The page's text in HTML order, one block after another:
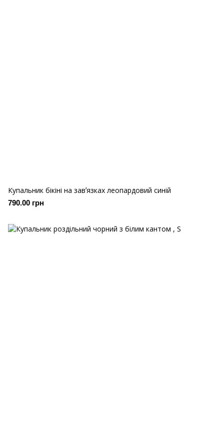
Купальник бікіні на завʼязках леопардовий синій
790.00 грн